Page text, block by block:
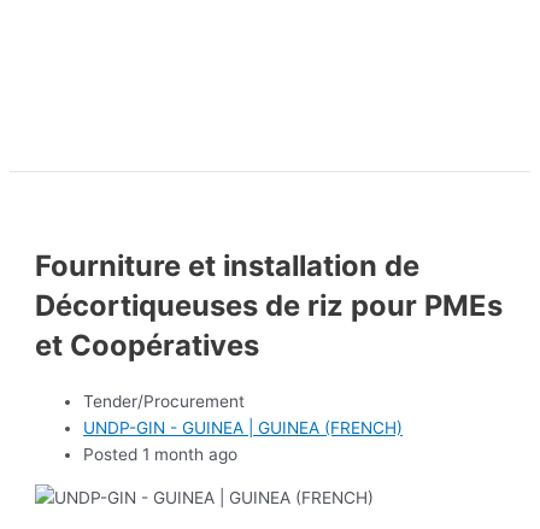
Fourniture et installation de
Décortiqueuses de riz pour PMEs
et Coopératives
Tender/Procurement
UNDP-GIN - GUINEA | GUINEA (FRENCH)
Posted 1 month ago